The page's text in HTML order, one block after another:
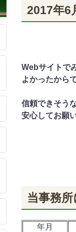
2017年
Webサイトで
よかったからで
信頼できそう
安心してお願
当事務
年月